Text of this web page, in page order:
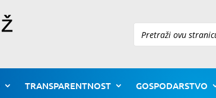
Pretraži
TRANSPARENTNOST GOSPODARSTVO